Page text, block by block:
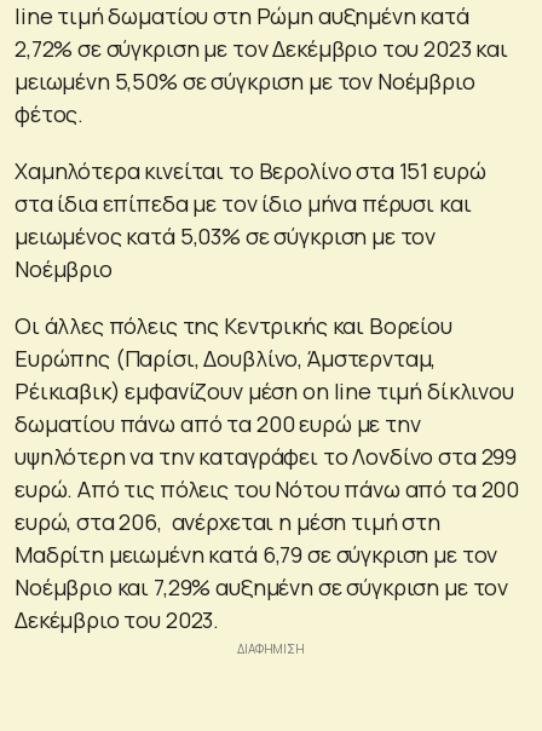
line τιμή δωματίου στη Ρώμη αυξημένη κατά
2,72% σε σύγκριση με τον Δεκέμβριο του 2023 και
μειωμένη 5,50% σε σύγκριση με τον Νοέμβριο
φέτος.
Χαμηλότερα κινείται το Βερολίνο στα 151 ευρώ
στα ίδια επίπεδα με τον ίδιο μήνα πέρυσι και
μειωμένος κατά 5,03% σε σύγκριση με τον
Νοέμβριο
Οι άλλες πόλεις της Κεντρικής και Βορείου
Ευρώπης (Παρίσι, Δουβλίνο, Άμστερνταμ,
Ρέικιαβικ) εμφανίζουν μέση on line τιμή δίκλινου
δωματίου πάνω από τα 200 ευρώ με την
υψηλότερη να την καταγράφει το Λονδίνο στα 299
ευρώ. Από τις πόλεις του Νότου πάνω από τα 200
ευρώ, στα 206, ανέρχεται η μέση τιμή στη
Μαδρίτη μειωμένη κατά 6,79 σε σύγκριση με τον
Νοέμβριο και 7,29% αυξημένη σε σύγκριση με τον
Δεκέμβριο του 2023.